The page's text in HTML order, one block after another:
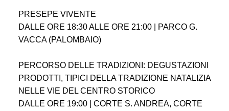
PRESEPE VIVENTE
DALLE ORE 18:30 ALLE ORE 21:00 | PARCO G.
VACCA (PALOMBAIO)
PERCORSO DELLE TRADIZIONI: DEGUSTAZIONI
PRODOTTI, TIPICI DELLA TRADIZIONE NATALIZIA
NELLE VIE DEL CENTRO STORICO
DALLE ORE 19:00 | CORTE S. ANDREA, CORTE